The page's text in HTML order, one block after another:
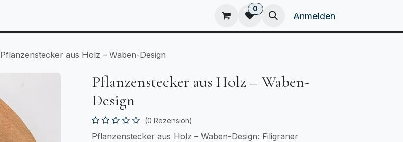
Kataloge Home
0
Anmelden
Pflanzenstecker aus Holz – Waben-Design
Pflanzenstecker aus Holz – Waben-
Design
(0 Rezension)
Pflanzenstecker aus Holz – Waben-Design: Filigraner